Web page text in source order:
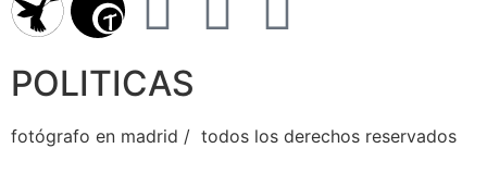
POLITICAS
fotógrafo en madrid / todos los derechos reservados